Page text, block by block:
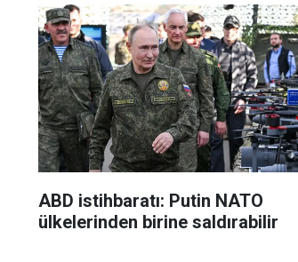
ABD istihbaratı: Putin NATO
ülkelerinden birine saldırabilir